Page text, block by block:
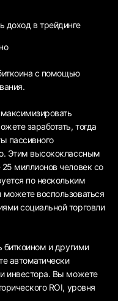
доход в трейдинге
с помощью
заработать, тогда
пассивного
Этим высококлассным
миллионов человек со
по нескольким
воспользоваться
социальной торговли
биткоином и другими
автоматически
инвестора. Вы можете
ROI, уровня